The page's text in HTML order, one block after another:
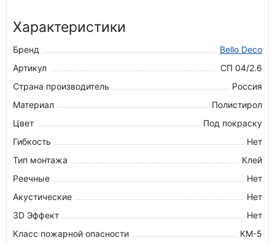
Характеристики
Бренд
Bello Deco
Артикул
СП 04/2.6
Страна производитель
Россия
Материал
Полистирол
Цвет
Под покраску
Гибкость
Нет
Тип монтажа
Клей
Реечные
Нет
Акустические
Нет
3D Эффект
Нет
Класс пожарной опасности
КМ-5